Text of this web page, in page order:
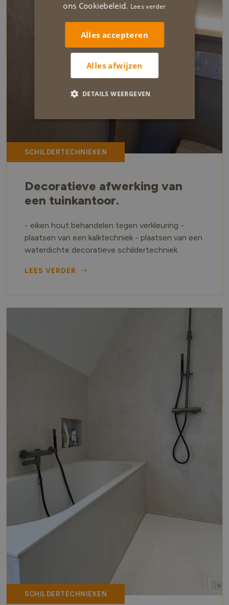
SCHILDERTECHNIEKEN
Decoratieve afwerking van
een tuinkantoor.
- eiken hout behandelen tegen verkleuring -
plaatsen van een kalktechniek - plaatsen van een
waterdichte decoratieve schildertechniek
LEES VERDER
SCHILDERTECHNIEKEN
ons Cookiebeleid. Lees verder
Alles accepteren
Alles afwijzen
DETAILS WEERGEVEN